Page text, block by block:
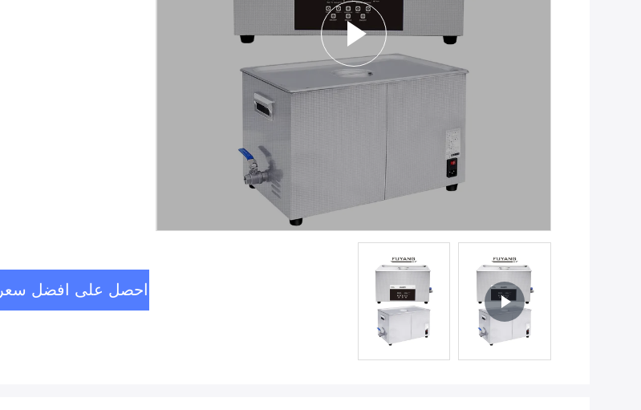
احصل على افضل سعر